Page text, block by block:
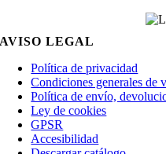
AVISO LEGAL
Política de privacidad
Condiciones generales de
Política de envío,
Ley de cookies
GPSR
Accesibilidad